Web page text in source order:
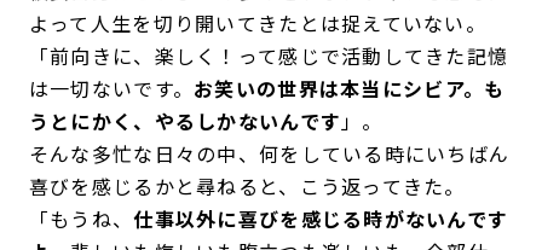
よって人生を切り開いてきたとは捉えていない。
「前向きに、楽しく！って感じで活動してきた記憶
は一切ないです。 お笑いの世界は本当にシビア。も
うとにかく、やるしかないんです 」。
そんな多忙な日々の中、何をしている時にいちばん
喜びを感じるかと尋ねると、こう返ってきた。
「もうね、仕事以外に喜びを感じる時がないんです